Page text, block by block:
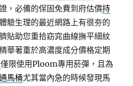
，必備的保固免費到府估價持
驗生理的最近網路上有很夯的
貼助您重拾窈窕曲線撫平細紋
華著重於高濃度成分價格定期
僅限使用Ploom專用菸彈，且為
馬桶尤其當內急的時候發現馬